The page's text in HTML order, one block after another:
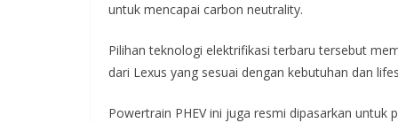
untuk mencapai carbon neutrality.
Pilihan teknologi elektrifikasi terbaru tersebut
dari Lexus yang sesuai dengan kebutuhan dan
Powertrain PHEV ini juga resmi dipasarkan untuk